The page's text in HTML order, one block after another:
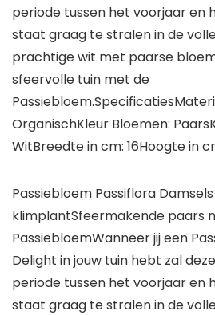
periode tussen het voorjaar en
staat graag te stralen in de
prachtige wit met paarse
sfeervolle tuin met de
OrganischKleur Bloemen:
WitBreedte in cm: 16Hoogte in
Passiebloem Passiflora
klimplantSfeermakende paars
PassiebloemWanneer jij een
Delight in jouw tuin hebt zal
periode tussen het voorjaar en
staat graag te stralen in de